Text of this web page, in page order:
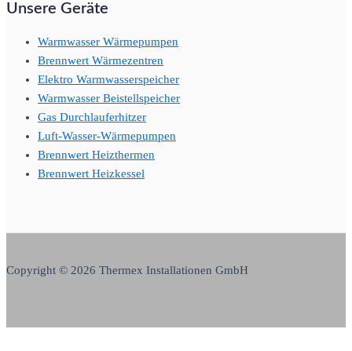
Unsere Geräte
Warmwasser Wärmepumpen
Brennwert Wärmezentren
Elektro Warmwasserspeicher
Warmwasser Beistellspeicher
Gas Durchlauferhitzer
Luft-Wasser-Wärmepumpen
Brennwert Heizthermen
Brennwert Heizkessel
Copyright © 2026 Thermex Installationen GmbH